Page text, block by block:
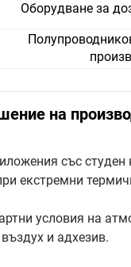
Оборудване за
на
със студен
екстремни
условия на
и адхезив.